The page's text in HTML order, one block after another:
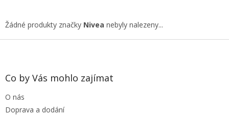
Žádné produkty značky Nivea nebyly nalezeny...
Z
Co by Vás mohlo zajímat
O nás
Doprava a dodání